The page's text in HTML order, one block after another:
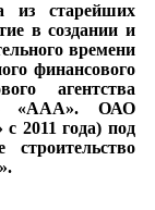
старейших
в создании и
времени
финансового
агентства
– «ААА». ОАО
2011 года) под